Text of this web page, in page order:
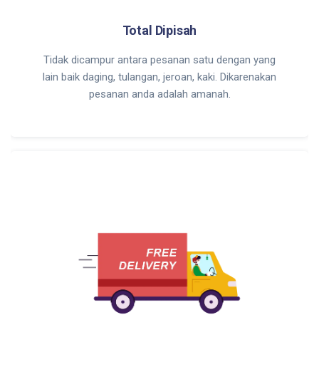
Total Dipisah
Tidak dicampur antara pesanan satu dengan yang
lain baik daging, tulangan, jeroan, kaki. Dikarenakan
pesanan anda adalah amanah.